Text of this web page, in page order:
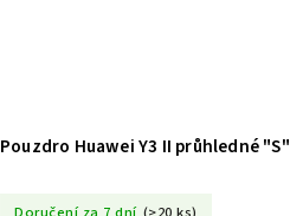
Pouzdro Huawei Y3 II průhledné "S"